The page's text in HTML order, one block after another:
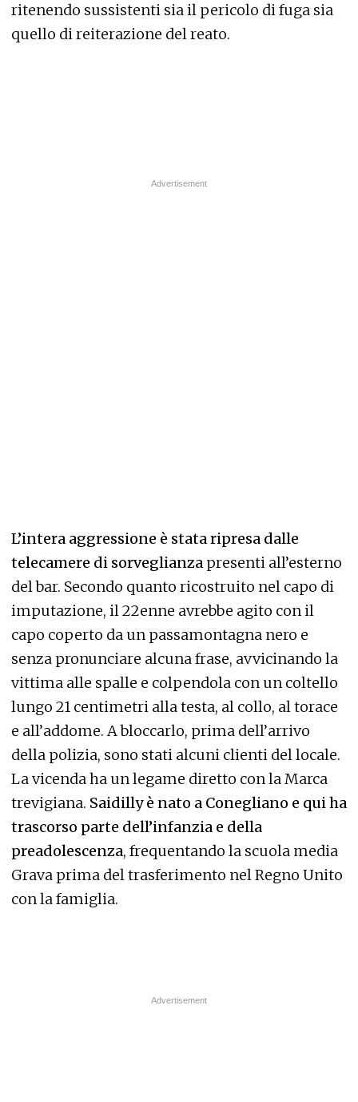
ritenendo sussistenti sia il pericolo di fuga sia
quello di reiterazione del reato.
L’intera aggressione è stata ripresa dalle
telecamere di sorveglianza presenti all’esterno
del bar. Secondo quanto ricostruito nel capo di
imputazione, il 22enne avrebbe agito con il
capo coperto da un passamontagna nero e
senza pronunciare alcuna frase, avvicinando la
vittima alle spalle e colpendola con un coltello
lungo 21 centimetri alla testa, al collo, al torace
e all’addome. A bloccarlo, prima dell’arrivo
della polizia, sono stati alcuni clienti del locale.
La vicenda ha un legame diretto con la Marca
trevigiana. Saidilly è nato a Conegliano e qui ha
trascorso parte dell’infanzia e della
preadolescenza, frequentando la scuola media
Grava prima del trasferimento nel Regno Unito
con la famiglia.